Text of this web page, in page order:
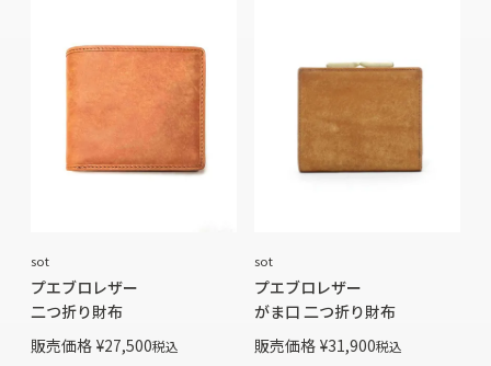
sot
プエブロレザー
二つ折り財布
販売価格 ¥27,500税込
sot
プエブロレザー
がま口 二つ折り財布
販売価格 ¥31,900税込